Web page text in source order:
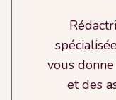
vous
et des